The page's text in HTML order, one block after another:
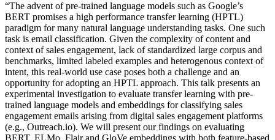
“The advent of pre-trained language models such as Google’s
BERT promises a high performance transfer learning (HPTL)
paradigm for many natural language understanding tasks. One such
task is email classification. Given the complexity of content and
context of sales engagement, lack of standardized large corpus and
benchmarks, limited labeled examples and heterogenous context of
intent, this real-world use case poses both a challenge and an
opportunity for adopting an HPTL approach. This talk presents an
experimental investigation to evaluate transfer learning with pre-
trained language models and embeddings for classifying sales
engagement emails arising from digital sales engagement platforms
(e.g., Outreach.io). We will present our findings on evaluating